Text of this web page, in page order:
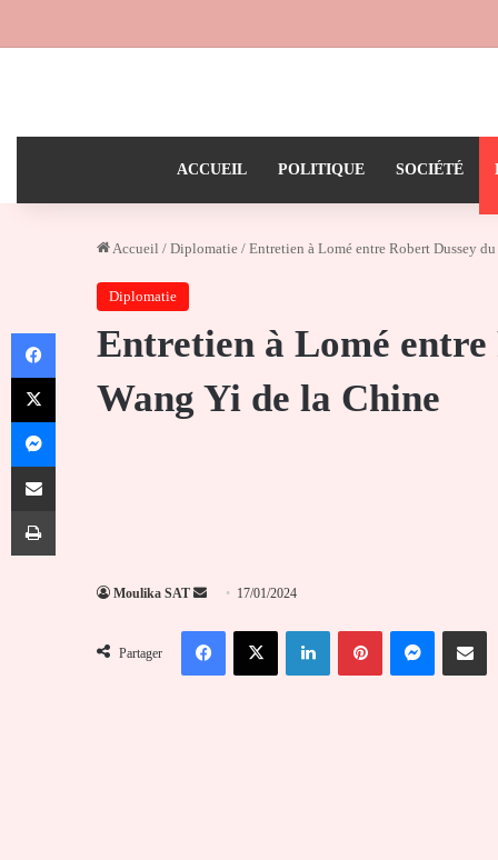
ACCUEIL POLITIQUE SOCIÉTÉ
Accueil / Diplomatie / Entretien à Lomé entre Robert Dussey
Diplomatie
Entretien à Lomé entre
Wang Yi de la Chine
Moulika SAT
Envoyer
courriel
17/01/2024
Partager
FacebookX LinkedinPinterestMessenger
Facebook
X
Messenger
Partager par email